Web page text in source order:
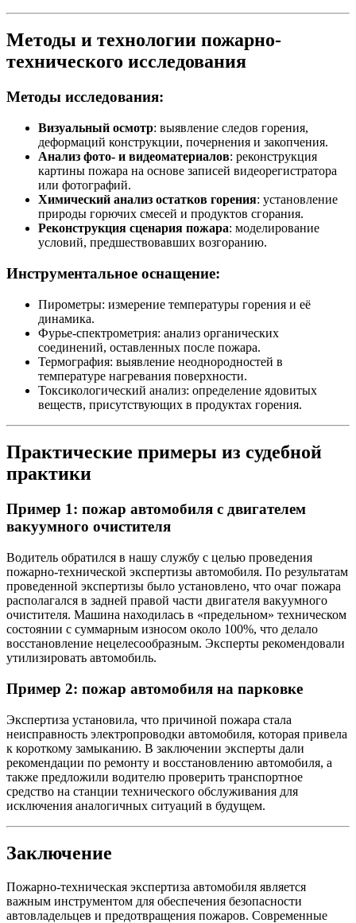
Методы и технологии пожарно-
технического исследования
Методы исследования:
Визуальный осмотр: выявление следов горения,
деформаций конструкции, почернения и закопчения.
Анализ фото- и видеоматериалов: реконструкция
картины пожара на основе записей видеорегистратора
или фотографий.
Химический анализ остатков горения: установление
природы горючих смесей и продуктов сгорания.
Реконструкция сценария пожара: моделирование
условий, предшествовавших возгоранию.
Инструментальное оснащение:
Пирометры: измерение температуры горения и её
динамика.
Фурье-спектрометрия: анализ органических
соединений, оставленных после пожара.
Термография: выявление неоднородностей в
температуре нагревания поверхности.
Токсикологический анализ: определение ядовитых
веществ, присутствующих в продуктах горения.
Практические примеры из судебной
практики
Пример 1: пожар автомобиля с двигателем
вакуумного очистителя
Водитель обратился в нашу службу с целью проведения
пожарно-технической экспертизы автомобиля. По результатам
проведенной экспертизы было установлено, что очаг пожара
располагался в задней правой части двигателя вакуумного
очистителя. Машина находилась в «предельном» техническом
состоянии с суммарным износом около 100%, что делало
восстановление нецелесообразным. Эксперты рекомендовали
утилизировать автомобиль.
Пример 2: пожар автомобиля на парковке
Экспертиза установила, что причиной пожара стала
неисправность электропроводки автомобиля, которая привела
к короткому замыканию. В заключении эксперты дали
рекомендации по ремонту и восстановлению автомобиля, а
также предложили водителю проверить транспортное
средство на станции технического обслуживания для
исключения аналогичных ситуаций в будущем.
Заключение
Пожарно-техническая экспертиза автомобиля является
важным инструментом для обеспечения безопасности
автовладельцев и предотвращения пожаров. Современные